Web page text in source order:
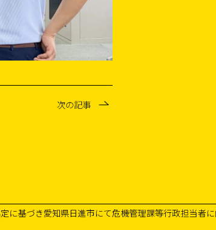
次の記事
に基づき愛知県日進市にて危機管理課等行政担当者